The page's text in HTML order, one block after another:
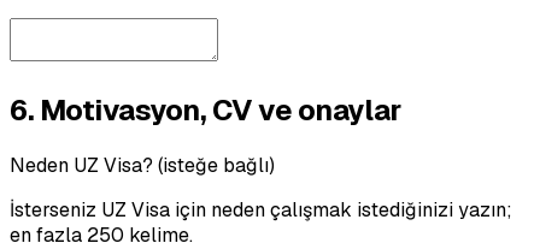
6. Motivasyon, CV ve onaylar
Neden UZ Visa? (isteğe bağlı)
İsterseniz UZ Visa için neden çalışmak istediğinizi yazın;
en fazla 250 kelime.